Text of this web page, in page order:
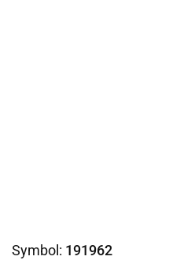
Symbol: 191962